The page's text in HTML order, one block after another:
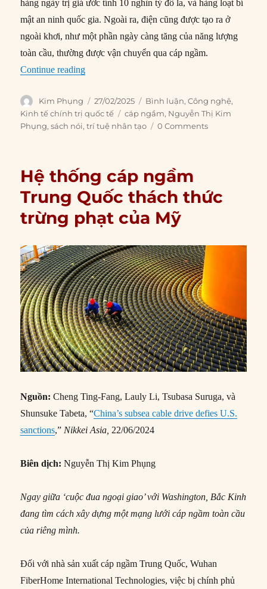
hàng ngày trị giá ước tính 10 nghìn tỷ đô la, và hàng loạt bí
mật an ninh quốc gia. Ngoài ra, điện cũng được tạo ra ở
ngoài khơi, như một phần ngày càng tăng của năng lượng
toàn cầu, thường được vận chuyển qua cáp ngầm.
Continue reading“Cáp ngầm: Điểm yếu lớn của nền kinh tế AI”
Author
Kim Phụng
Posted
on
27/02/2025 Categories
Bình luận,Công nghệ,
Kinh tế chính trị quốc tế
Tags
cáp ngầm, Nguyễn Thị Kim
Phụng,sách nói,trí tuệ nhân tạo 0 Comments
Hệ thống cáp ngầm
Trung Quốc thách thức
trừng phạt của Mỹ
Nguồn: Cheng Ting-Fang, Lauly Li, Tsubasa Suruga, và
Shunsuke Tabeta, “China’s subsea cable drive defies U.S.
sanctions,” Nikkei Asia, 22/06/2024
Biên dịch: Nguyễn Thị Kim Phụng
Ngay giữa ‘cuộc đua ngoại giao’ với Washington, Bắc Kinh
đang tìm cách xây dựng một mạng lưới cáp ngầm toàn cầu
của riêng mình.
Đối với nhà sản xuất cáp ngầm Trung Quốc, Wuhan
FiberHome International Technologies, việc bị chính phủ